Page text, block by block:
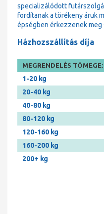
specializálódott
fordítanak a törékeny áruk
épségben érkezzenek meg
Házhozszállítás díja
MEGRENDELÉS TÖMEGE:
1-20 kg
20-40 kg
40-80 kg
80-120 kg
120-160 kg
160-200 kg
200+ kg